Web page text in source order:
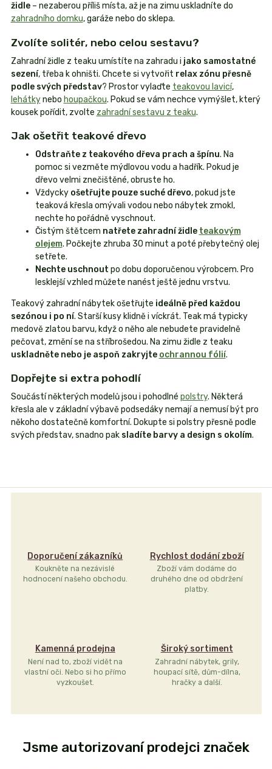
židle– nezaberou příliš místa, až je na zimu uskladníte do
zahradního domku, garáže nebo do sklepa.
Zvolíte solitér, nebo celou sestavu?
Zahradní židle z teaku umístíte na zahradu i jako samostatné
sezení, třeba k ohništi. Chcete si vytvořit relax zónu přesně
podle svých představ? Prostor vylaďte teakovou lavicí,
lehátkynebo houpačkou. Pokud se vám nechce vymýšlet, který
kousek pořídit, zvolte zahradní sestavu z teaku.
Jak ošetřit teakové dřevo
Odstraňte z teakového dřeva prach a špínu. Na
pomoc si vezměte mýdlovou vodu a hadřík. Pokud je
dřevo velmi znečištěné, obruste ho.
Vždycky ošetřujte pouze suché dřevo, pokud jste
teaková křesla omývali vodou nebo nábytek zmokl,
nechte ho pořádně vyschnout.
Čistým štětcem natřete zahradní židle teakovým
olejem. Počkejte zhruba 30 minut a poté přebytečný olej
setřete.
Nechte uschnout po dobu doporučenou výrobcem. Pro
lesklejší vzhled můžete nanést ještě jednu vrstvu.
Teakový zahradní nábytek ošetřujte ideálně před každou
sezónou i po ní. Starší kusy klidně i víckrát. Teak má typicky
medově zlatou barvu, když o něho ale nebudete pravidelně
pečovat, změní se na stříbrošedou. Na zimu židle z teaku
uskladněte nebo je aspoň zakryjte ochrannou fólií.
Dopřejte si extra pohodlí
Součástí některých modelů jsou i pohodlné polstry. Některá
křesla ale v základní výbavě podsedáky nemají a nemusí být pro
někoho dostatečně komfortní. Dokupte si polstry přesně podle
svých představ, snadno pak sladíte barvy a design s okolím.
Doporučení zákazníků
Koukněte na nezávislé
hodnocení našeho obchodu.
Rychlost dodání zboží
Zboží vám dodáme do
druhého dne od obdržení
platby.
Kamenná prodejna
Není nad to, zboží vidět na
vlastní oči. Nebo si ho přímo
vyzkoušet.
Široký sortiment
Zahradní nábytek, grily,
houpací sítě, dům-dílna,
hračky a další.
Jsme autorizovaní prodejci značek